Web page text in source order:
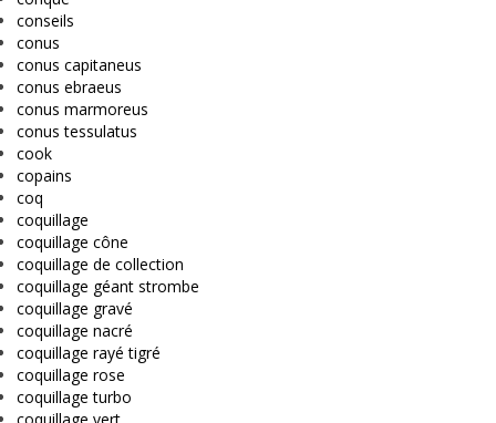
conseils
conus
conus capitaneus
conus ebraeus
conus marmoreus
conus tessulatus
cook
copains
coq
coquillage
coquillage cône
coquillage de collection
coquillage géant strombe
coquillage gravé
coquillage nacré
coquillage rayé tigré
coquillage rose
coquillage turbo
coquillage vert